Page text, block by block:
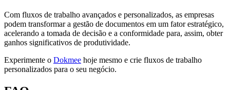
Com fluxos de trabalho avançados e personalizados, as empresas
podem transformar a gestão de documentos em um fator estratégico,
acelerando a tomada de decisão e a conformidade para, assim, obter
ganhos significativos de produtividade.
Experimente o Dokmee hoje mesmo e crie fluxos de trabalho
personalizados para o seu negócio.